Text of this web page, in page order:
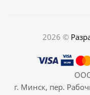
2026 ©
г. Минск, пер.